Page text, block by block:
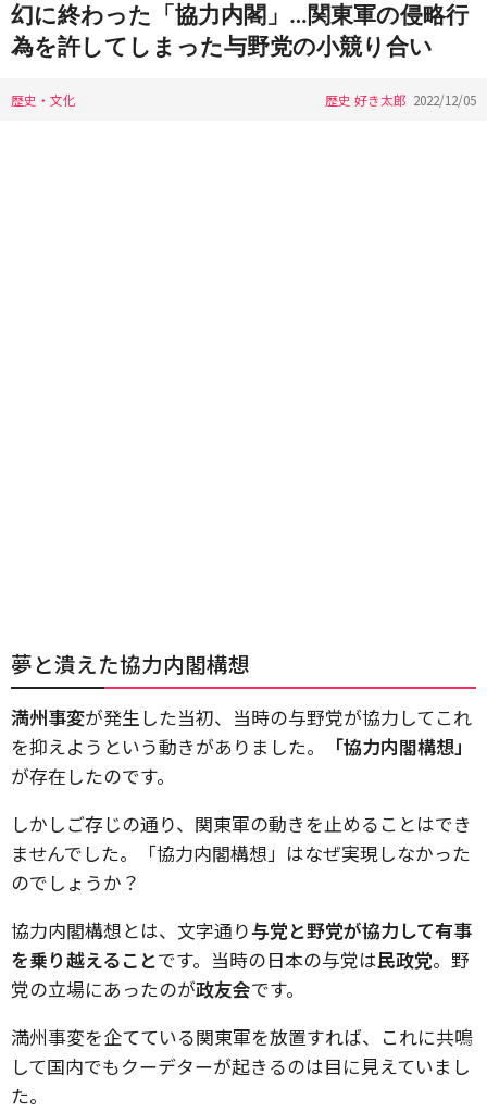
幻に終わった「協力内閣」…関東軍の侵略行
為を許してしまった与野党の小競り合い
歴史・文化 歴史 好き太郎 2022/12/05
夢と潰えた協力内閣構想
満州事変が発生した当初、当時の与野党が協力してこれ
を抑えようという動きがありました。
「協力内閣構想」
が存在したのです。
しかしご存じの通り、関東軍の動きを止めることはでき
ませんでした。「協力内閣構想」はなぜ実現しなかった
のでしょうか？
協力内閣構想とは、文字通り与党と野党が協力して有事
を乗り越えることです。当時の日本の与党は民政党。野
党の立場にあったのが政友会です。
満州事変を企てている関東軍を放置すれば、これに共鳴
して国内でもクーデターが起きるのは目に見えていまし
た。